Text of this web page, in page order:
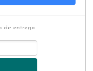
de entrega.